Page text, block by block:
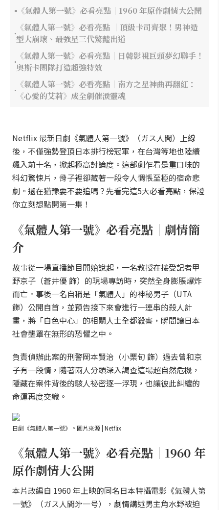
《氣體人第一號》必看亮點｜1960 年原作劇情大公開
《氣體人第一號》必看亮點 ｜頂級卡司齊聚！男神造
型大崩壞、最強星三代驚豔出道
《氣體人第一號》必看亮點｜日韓影視巨頭夢幻聯手！
奧斯卡團隊打造超強特效
《氣體人第一號》必看亮點｜南方之星神曲再翻紅：
《心愛的艾莉》成全劇催淚靈魂
Netflix 最新日劇《氣體人第一號》（ガス人間）上線
後，不僅強勢登頂日本排行榜冠軍，在台灣等地也陸續
飆入前十名，掀起極高討論度。這部劇乍看是重口味的
科幻驚悚片，骨子裡卻藏著一段令人惆悵至極的宿命悲
劇。還在猶豫要不要追嗎？先看完這5大必看亮點，保證
你立刻想點開第一集！
《氣體人第一號》必看亮點｜劇情簡
介
故事從一場直播節目開始說起，一名教授在接受記者甲
野京子（蒼井優 飾）的現場專訪時，突然全身膨脹爆炸
而亡。事後一名自稱是「氣體人」的神秘男子（UTA
飾）公開自首，並預告接下來會進行一連串的殺人計
畫，將「白色中心」的相關人士全都殺害，瞬間讓日本
社會壟罩在無形的恐懼之中。
負責偵辦此案的刑警岡本賢治（小栗旬 飾）過去曾和京
子有一段情，隨著兩人分頭深入調查這場超自然危機，
隱藏在案件背後的駭人祕密逐一浮現，也讓彼此糾纏的
命運再度交織。
日劇《氣體人第一號》。圖片來源 | Netflix
《氣體人第一號》必看亮點｜1960 年
原作劇情大公開
本片改編自 1960 年上映的同名日本特攝電影《氣體人第
一號》（ガス人間㐧一号），劇情講述男主角水野被迫